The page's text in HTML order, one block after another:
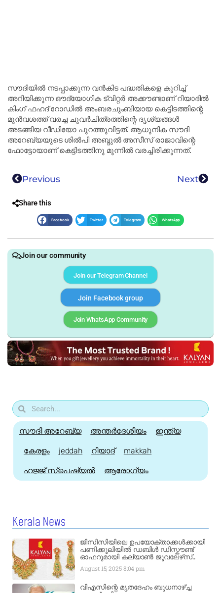
സൗദിയില്‍ നടപ്പാക്കുന്ന വന്‍കിട പദ്ധതികളെ കുറിച്ച്
അറിയിക്കുന്ന ഔദ്യോഗിക ട്വിറ്റര്‍ അക്കൗണ്ടാണ് റിയാദില്‍
കിംഗ് ഫഹദ് റോഡില്‍ അംബരചുംബിയായ കെട്ടിടത്തിന്റെ
മുന്‍വശത്ത് വരച്ച ചുവര്‍ചിത്രത്തിന്റെ ദൃശ്യങ്ങള്‍
അടങ്ങിയ വീഡിയോ പുറത്തുവിട്ടത്. ആധുനിക സൗദി
അറേബ്യയുടെ ശില്‍പി അബ്ദുല്‍ അസീസ് രാജാവിന്റെ
ഫോട്ടോയാണ് കെട്ടിടത്തിനു മുന്നില്‍ വരച്ചിരിക്കുന്നത്.
Previous Next
Share this
Facebook Twitter Telegram WhatsApp
Join our community
Join our Telegram Channel
Join Facebook group
Join WhatsApp Community
സൗദി അറേബ്യ അന്തർദേശീയം ഇന്ത്യ
കേരളം jeddah റിയാദ് makkah
ഹജ്ജ്‌ സ്പെഷ്യൽ ആരോഗ്യം
Kerala News
ജിസിസിയിലെ ഉപയോക്താക്കൾക്കായി
പണിക്കൂലിയിൽ ഡബിൾ ഡിസ്കൗണ്ട്
ഓഫറുമായി കല്യാൺ ജൂവലേഴ്‌സ്..
August 15, 20258:04 pm
വിഎസിന്റെ മൃതദേഹം ബുധനാഴ്ച്ച